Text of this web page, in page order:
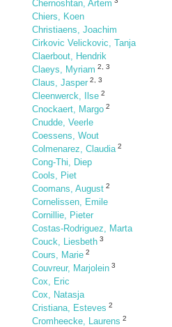
Chernoshtan, Artem
Chiers, Koen
Christiaens, Joachim
Cirkovic Velickovic, Tanja
Claerbout, Hendrik
Claeys, Myriam 2 3
Claus, Jasper 2 3
Cleenwerck, Ilse 2
Cnockaert, Margo 2
Cnudde, Veerle
Coessens, Wout
Colmenarez, Claudia 2
Cong-Thi, Diep
Cools, Piet
Coomans, August 2
Cornelissen, Emile
Cornillie, Pieter
Costas-Rodriguez, Marta
Couck, Liesbeth 3
Cours, Marie 2
Couvreur, Marjolein 3
Cox, Eric
Cox, Natasja
Cristiana, Esteves 2
Cromheecke, Laurens 2